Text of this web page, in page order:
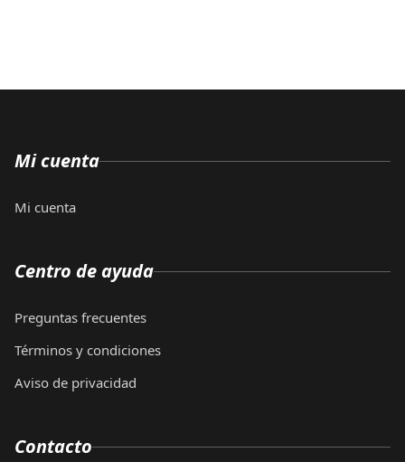
Mi cuenta
Mi cuenta
Centro de ayuda
Preguntas frecuentes
Términos y condiciones
Aviso de privacidad
Contacto